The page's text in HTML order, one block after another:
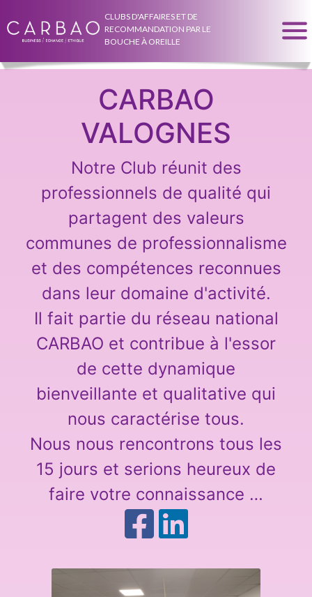
CLUBS D'AFFAIRES ET DE
RECOMMANDATION PAR LE
BOUCHE À OREILLE
CARBAO
VALOGNES
Notre Club réunit des
professionnels de qualité qui
partagent des valeurs
communes de professionnalisme
et des compétences reconnues
dans leur domaine d'activité.
Il fait partie du réseau national
CARBAO et contribue à l'essor
de cette dynamique
bienveillante et qualitative qui
nous caractérise tous.
Nous nous rencontrons tous les
15 jours et serions heureux de
faire votre connaissance …